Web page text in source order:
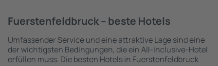
Fuerstenfeldbruck – beste Hotels
Umfassender Service und eine attraktive Lage sind eine
der wichtigsten Bedingungen, die ein All-Inclusive-Hotel
erfüllen muss. Die besten Hotels in Fuerstenfeldbruck